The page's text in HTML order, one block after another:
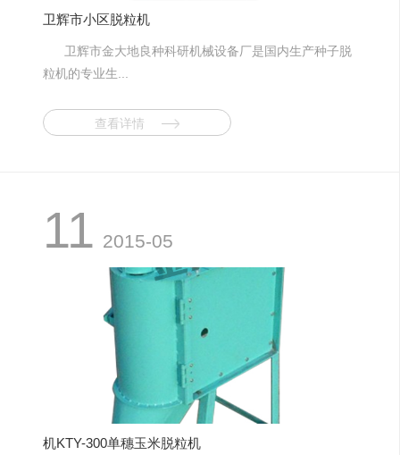
卫辉市小区脱粒机
卫辉市金大地良种科研机械设备厂是国内生产种子脱
粒机的专业生...
查看详情
11 2015-05
机KTY-300单穗玉米脱粒机